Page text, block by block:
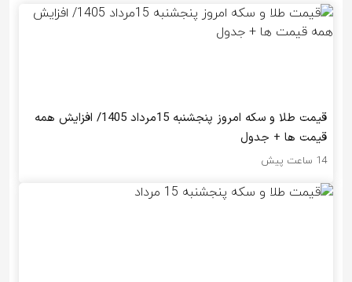
قیمت طلا و سکه امروز پنجشنبه 15مرداد 1405/ افزایش همه
قیمت ها + جدول
14 ساعت پیش